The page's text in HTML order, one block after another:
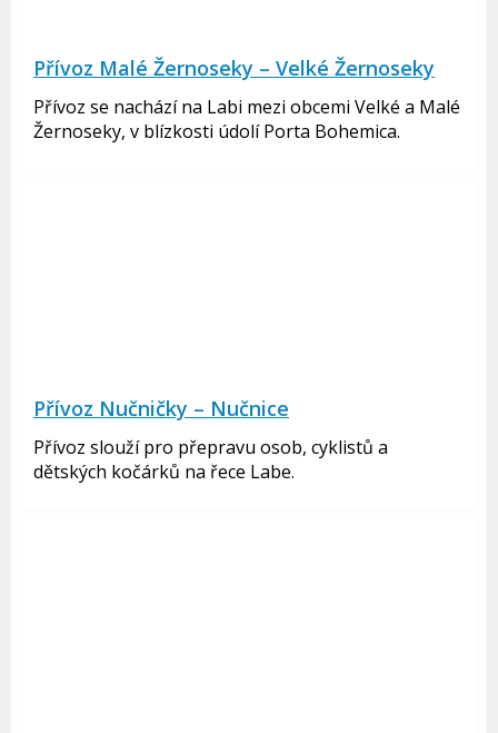
Přívoz Malé Žernoseky – Velké Žernoseky
Přívoz se nachází na Labi mezi obcemi Velké a Malé
Žernoseky, v blízkosti údolí Porta Bohemica.
Přívoz Nučničky – Nučnice
Přívoz slouží pro přepravu osob, cyklistů a
dětských kočárků na řece Labe.